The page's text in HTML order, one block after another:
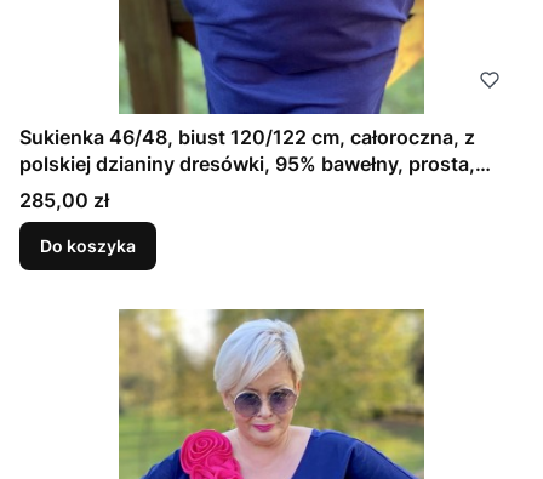
Sukienka 46/48, biust 120/122 cm, całoroczna, z
polskiej dzianiny dresówki, 95% bawełny, prosta,
elegancka, z kieszeniami, uniwersalna, GŁADKA,
Cena
285,00 zł
Do koszyka